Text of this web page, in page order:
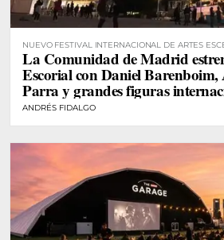
NUEVO FESTIVAL INTERNACIONAL DE ARTES
DE MADRID
La Comunidad de Madrid
Escorial con Daniel
Parra y grandes figuras
ANDRÉS FIDALGO